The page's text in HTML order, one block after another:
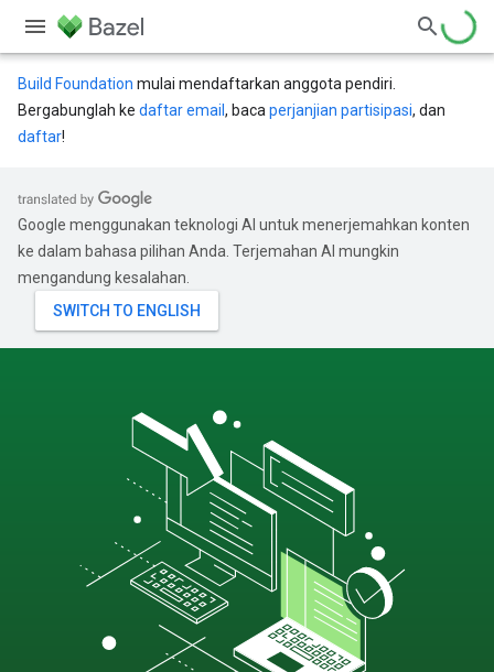
Build Foundation mulai mendaftarkan anggota pendiri.
Bergabunglah ke daftar email , baca perjanjian partisipasi, dan
daftar!
Google menggunakan teknologi AI untuk menerjemahkan konten
ke dalam bahasa pilihan Anda. Terjemahan AI mungkin
mengandung kesalahan.